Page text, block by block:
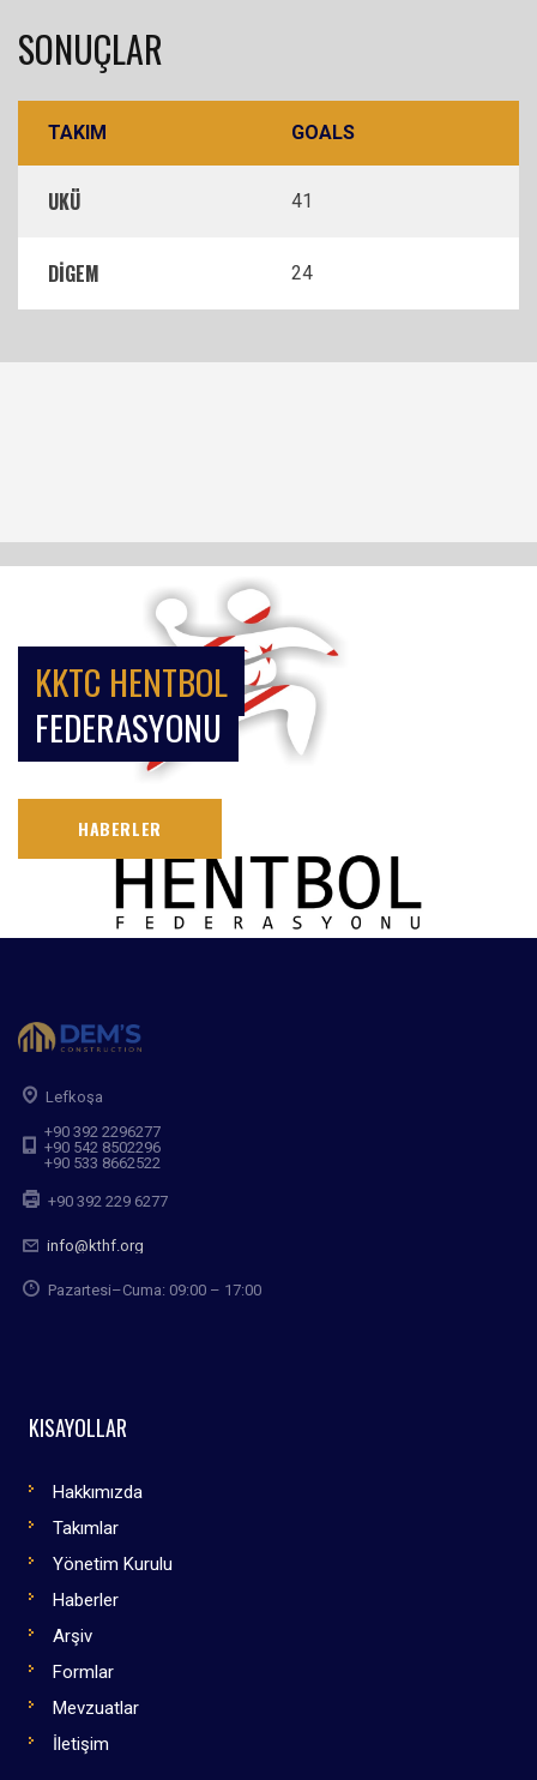
SONUÇLAR
TAKIM GOALS
UKÜ 41
DİGEM 24
KKTC HENTBOL
FEDERASYONU
HABERLER
Lefkoşa
+90 392 2296277
+90 542 8502296
+90 533 8662522
+90 392 229 6277
info@kthf.org
Pazartesi–Cuma: 09:00 – 17:00
KISAYOLLAR
Hakkımızda
Takımlar
Yönetim Kurulu
Haberler
Arşiv
Formlar
Mevzuatlar
İletişim